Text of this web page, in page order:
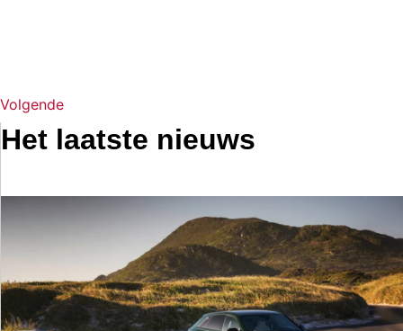
Volgende
Het laatste nieuws